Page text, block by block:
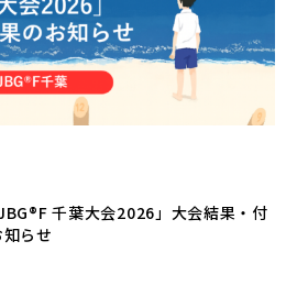
千葉大会2026」大会結果・付
らせ